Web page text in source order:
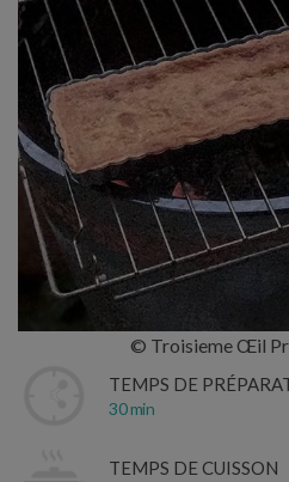
© Troisieme Œil
TEMPS DE
30 min
TEMPS DE CUISSON